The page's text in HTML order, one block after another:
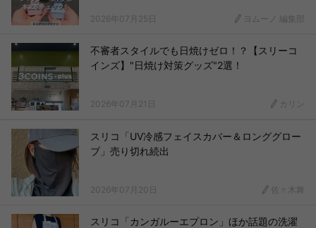
2026年07月25日 ヨムーノ 編集部
不審者スタイルでも日焼けゼロ！？【スリーコ
インズ】"日焼け対策グッズ"2選！
2026年07月21日 カリン
スリコ「UV冷感フェイスカバー＆ロンググロー
ブ」売り切れ続出
2026年07月20日 佐々木舞
スリコ「カンガルーエプロン」ほか話題の洗濯